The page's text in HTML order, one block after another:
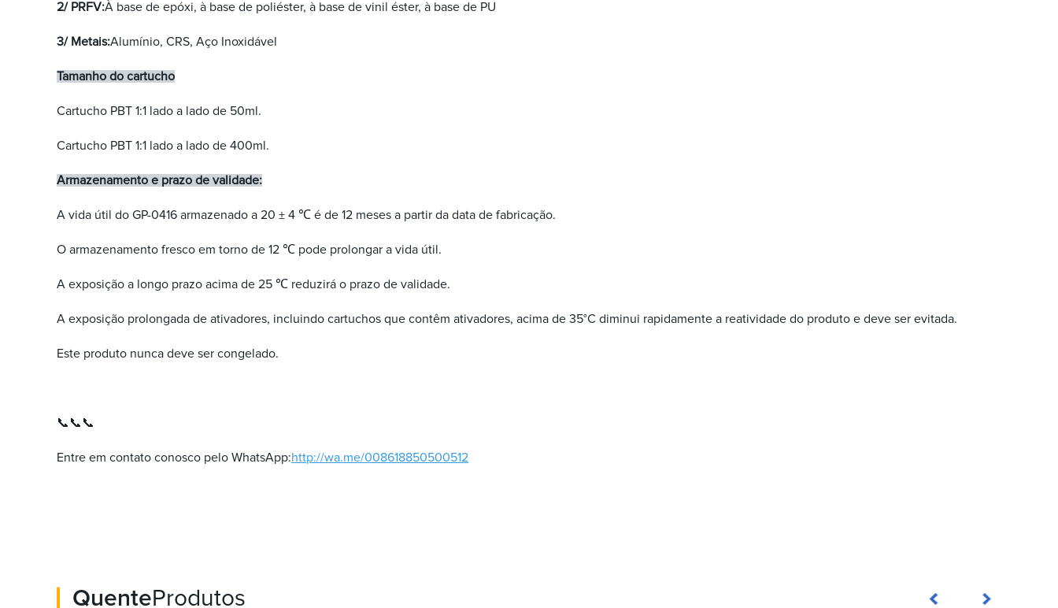
2/ PRFV:À base de epóxi, à base de poliéster, à base de vinil éster, à base de PU
3/ Metais:Alumínio, CRS, Aço Inoxidável
Tamanho do cartucho
Cartucho PBT 1:1 lado a lado de 50ml.
Cartucho PBT 1:1 lado a lado de 400ml.
Armazenamento e prazo de validade:
A vida útil do GP-0416 armazenado a 20 ± 4 ℃ é de 12 meses a partir da data de fabricação.
O armazenamento fresco em torno de 12 ℃ pode prolongar a vida útil.
A exposição a longo prazo acima de 25 ℃ reduzirá o prazo de validade.
A exposição prolongada de ativadores, incluindo cartuchos que contêm ativadores, acima de 35°C diminui rapidamente a reatividade do produto e deve ser evitada.
Este produto nunca deve ser congelado.
📞📞📞
Entre em contato conosco pelo WhatsApp:http://wa.me/008618850500512
QuenteProdutos